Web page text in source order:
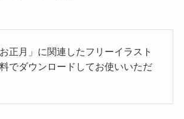
正月」に関連したフリーイラスト
でダウンロードしてお使いいただ